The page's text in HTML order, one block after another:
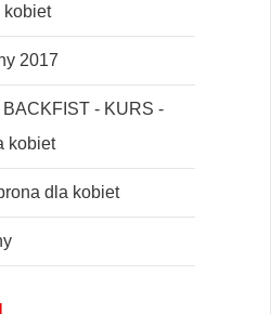
kobiet
2017
- KURS -
kobiet
dla kobiet